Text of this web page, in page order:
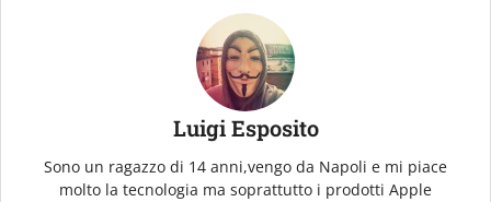
Luigi Esposito
Sono un ragazzo di 14 anni,vengo da Napoli e mi piace
molto la tecnologia ma soprattutto i prodotti Apple